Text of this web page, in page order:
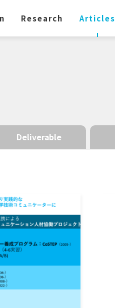
Research Articles
Deliverable